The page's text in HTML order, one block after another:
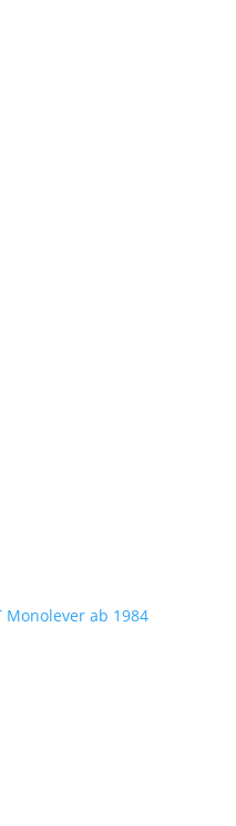
Monolever ab 1984